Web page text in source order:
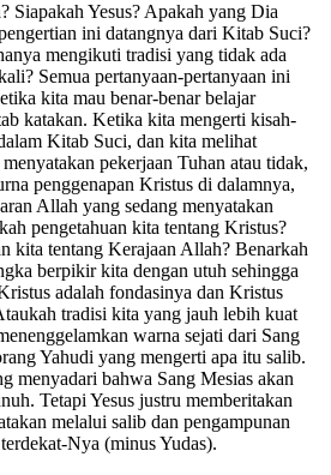
Siapakah Yesus? Apakah yang Dia
ini datangnya dari Kitab Suci?
mengikuti tradisi yang tidak ada
Semua pertanyaan-pertanyaan ini
kita mau benar-benar belajar
katakan. Ketika kita mengerti kisah-
Kitab Suci, dan kita melihat
pekerjaan Tuhan atau tidak,
penggenapan Kristus di dalamnya,
Allah yang sedang menyatakan
pengetahuan kita tentang Kristus?
kita tentang Kerajaan Allah? Benarkah
berpikir kita dengan utuh sehingga
adalah fondasinya dan Kristus
tradisi kita yang jauh lebih kuat
warna sejati dari Sang
Yahudi yang mengerti apa itu salib.
menyadari bahwa Sang Mesias akan
Tetapi Yesus justru memberitakan
melalui salib dan pengampunan
Nya (minus Yudas).